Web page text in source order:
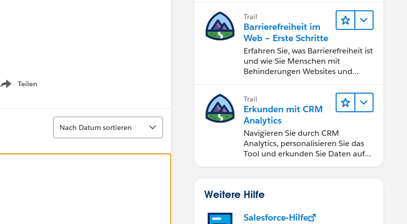
Teilen
Show menu
Sortieren
Nach Datum sortieren
Zusammenarbeit bessere
Geschäftsergebnisse zu erzielen.
Trail
Barrierefreiheit im
Web – Erste Schritte
Erfahren Sie, was Barrierefreiheit ist
und wie Sie Menschen mit
Behinderungen Websites und
Trail
Erkunden mit CRM
Analytics
Navigieren Sie durch CRM
Analytics, personalisieren Sie das
Tool und erkunden Sie Daten auf
Weitere Hilfe
Salesforce-Hilfe